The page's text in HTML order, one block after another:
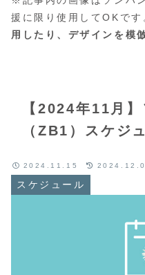
【2024年11月
（ZB1）スケジ
スケジュール
2024.11.15
援に限り使用してOKです
用したり、デザインを模